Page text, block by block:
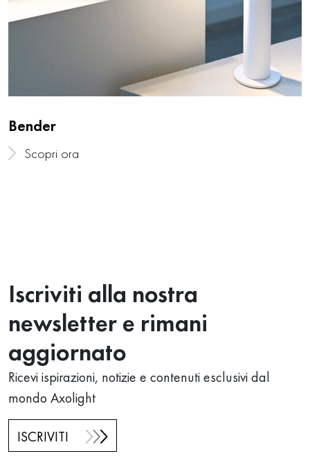
Bender
Scopri ora
Iscriviti alla nostra
newsletter e rimani
aggiornato
Ricevi ispirazioni, notizie e contenuti esclusivi dal
mondo Axolight
ISCRIVITI